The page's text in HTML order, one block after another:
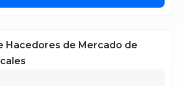
Hacedores de Mercado de